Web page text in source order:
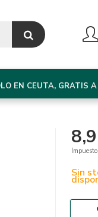
EN CEUTA, GRATIS
Sin